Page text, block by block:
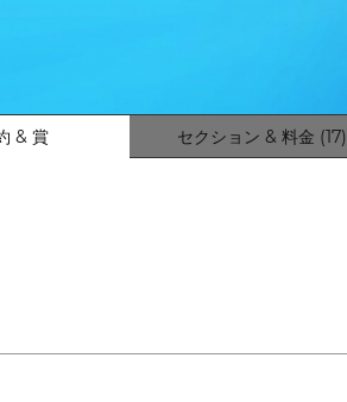
& 賞 セクション & 料金 (17)